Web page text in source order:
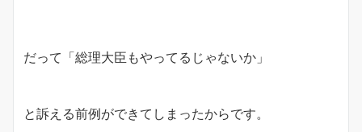
だって「総理大臣もやってるじゃないか」
と訴える前例ができてしまったからです。